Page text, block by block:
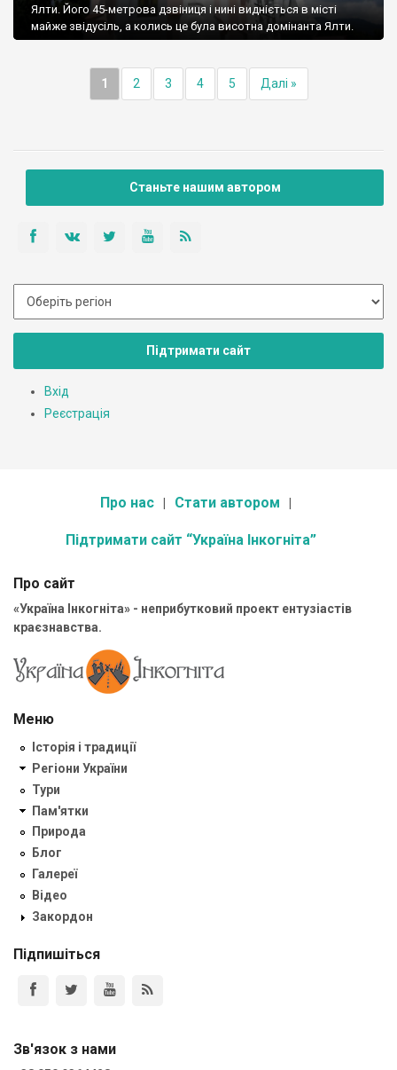
Ялти. Його 45-метрова дзвіниця і нині видніється в місті
майже звідусіль, а колись це була висотна домінанта Ялти.
1 2 3 4 5 Далі »
Станьте нашим автором
Підтримати сайт
Вхід
Реєстрація
Про нас Стати автором
Підтримати сайт “Україна Інкогніта”
Про сайт
«Україна Інкогніта» - неприбутковий проект ентузіастів
краєзнавства.
Меню
Історія і традиції
Регіони України
Тури
Пам'ятки
Природа
Блог
Галереї
Відео
Закордон
Підпишіться
Зв'язок з нами